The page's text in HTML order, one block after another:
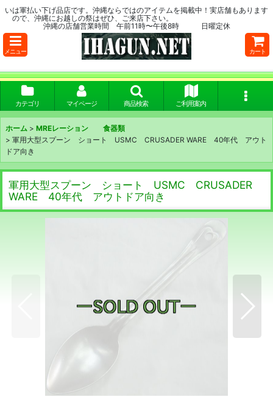
いは軍払い下げ品店です。沖縄ならではのアイテムを掲載中！実店舗もあります
ので、沖縄にお越しの祭はぜひ、ご来店下さい。
沖縄の店舗営業時間 午前11時〜午後8時 日曜定休
メニュー カート
カテゴリ マイページ 商品検索 ご利用案内
ホーム > MREレーション 食器類
> 軍用大型スプーン ショート USMC CRUSADER WARE 40年代 アウト
ドア向き
軍用大型スプーン ショート USMC CRUSADER
WARE 40年代 アウトドア向き